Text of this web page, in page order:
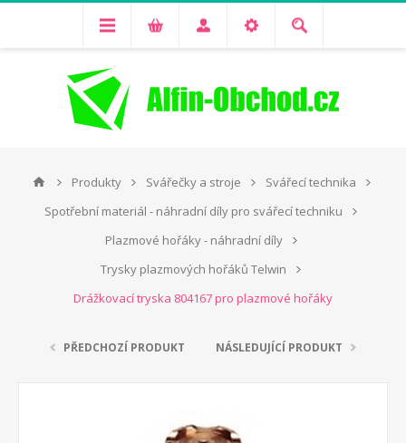
Produkty Svářečky a stroje
Svářecí technika
Spotřební materiál - náhradní díly pro svářecí techniku
Plazmové hořáky - náhradní díly
Trysky plazmových hořáků Telwin
Drážkovací tryska 804167 pro plazmové hořáky
PŘEDCHOZÍ PRODUKT NÁSLEDUJÍCÍ PRODUKT